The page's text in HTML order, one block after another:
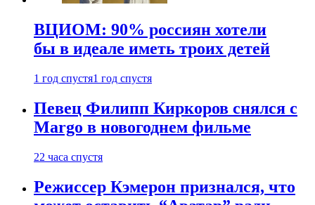
ВЦИОМ: 90% россиян хотели
бы в идеале иметь троих детей
1 год спустя1 год спустя
Певец Филипп Киркоров снялся с
Margo в новогоднем фильме
22 часа спустя
Режиссер Кэмерон признался, что